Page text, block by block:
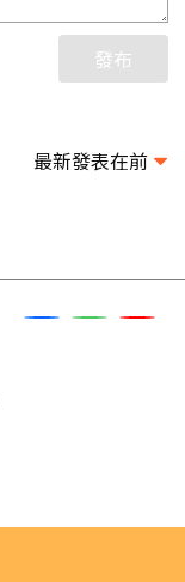
發布
最新發表在前